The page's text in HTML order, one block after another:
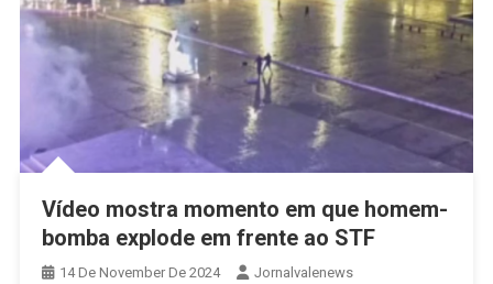
Vídeo mostra momento em que homem-
bomba explode em frente ao STF
14 De November De 2024
Jornalvalenews